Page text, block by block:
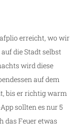
erreicht, wo wir
die Stadt selbst
wird diese
auf dem
bis er richtig warm
sollten es nur 5
das Feuer etwas